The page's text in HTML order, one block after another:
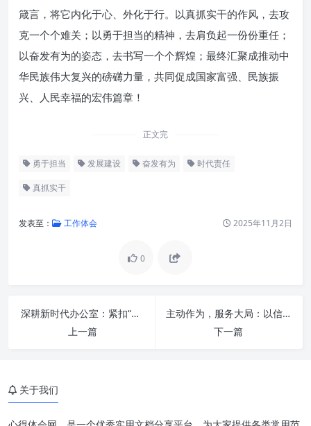
箴言，将它内化于心、外化于行。以真抓实干的作风，去攻
克一个个难关；以勇于担当的精神，去肩负起一份份重任；
以奋发有为的姿态，去书写一个个辉煌；最终汇聚成推动中
华民族伟大复兴的磅礴力量，共同促成国家富强、民族振
兴、人民幸福的宏伟篇章！
正文完
勇于担当 发展建设 奋发有为 时代责任
真抓实干
发表至： 工作体会 2025年11月2日
0
深耕新时代办公室：紧扣“三根针”，锻造核心竞争力
上一篇
主动作为，服务大局：以信息化赋能办公厅工作现代化新篇章
下一篇
肩负责任，彰显“勇担当”的时代
关于我们